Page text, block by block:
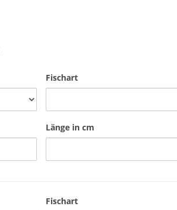
Fischart
Länge in cm
Fischart